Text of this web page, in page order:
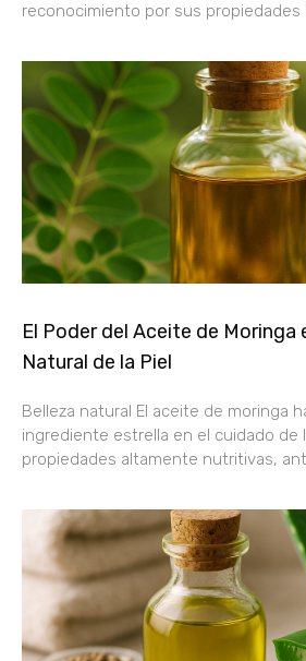
reconocimiento por sus propiedades
El Poder del Aceite de Moringa
Natural de la Piel
Belleza natural El aceite de moringa
ingrediente estrella en el cuidado de
propiedades altamente nutritivas,